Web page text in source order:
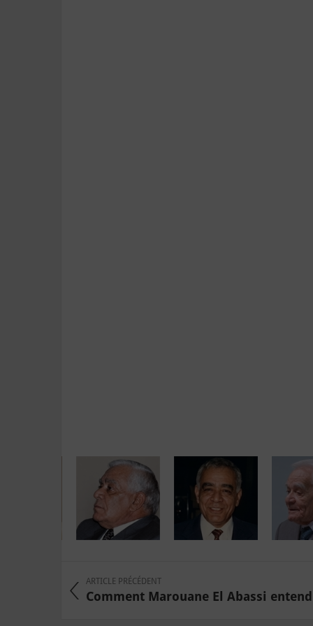
ARTICLE PRÉCÉDENT
Comment Marouane El Abassi